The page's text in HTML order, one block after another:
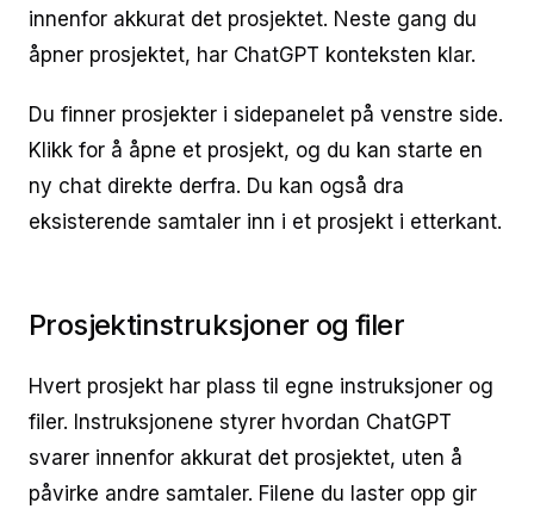
innenfor akkurat det prosjektet. Neste gang du
åpner prosjektet, har ChatGPT konteksten klar.
Du finner prosjekter i sidepanelet på venstre side.
Klikk for å åpne et prosjekt, og du kan starte en
ny chat direkte derfra. Du kan også dra
eksisterende samtaler inn i et prosjekt i etterkant.
Prosjektinstruksjoner og filer
Hvert prosjekt har plass til egne instruksjoner og
filer. Instruksjonene styrer hvordan ChatGPT
svarer innenfor akkurat det prosjektet, uten å
påvirke andre samtaler. Filene du laster opp gir